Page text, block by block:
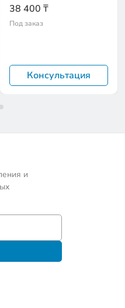
38 400 ₸
Под заказ
Консультация
и